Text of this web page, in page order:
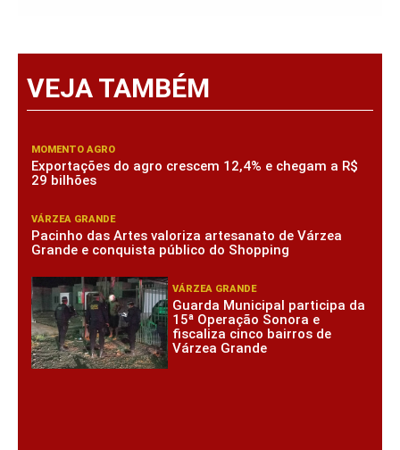
VEJA TAMBÉM
MOMENTO AGRO
Exportações do agro crescem 12,4% e chegam a R$
29 bilhões
VÁRZEA GRANDE
Pacinho das Artes valoriza artesanato de Várzea
Grande e conquista público do Shopping
VÁRZEA GRANDE
Guarda Municipal participa da
15ª Operação Sonora e
fiscaliza cinco bairros de
Várzea Grande